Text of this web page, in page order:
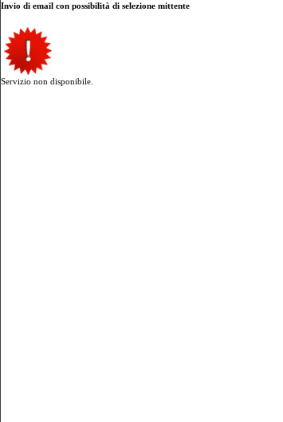
Invio di email con possibilità di selezione mittente
Servizio non disponibile.